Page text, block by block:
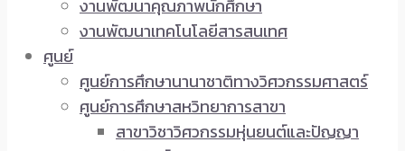
งานพัฒนาคุณภาพนักศึกษา
งานพัฒนาเทคโนโลยีสารสนเทศ
ศูนย์
ศูนย์การศึกษานานาชาติทางวิศวกรรมศาสตร์
ศูนย์การศึกษาสหวิทยาการสาขา
สาขาวิชาวิศวกรรมหุ่นยนต์และปัญญา